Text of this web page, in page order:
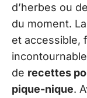
d’herbes ou
du moment.
et accessible,
de recettes
pique-nique.